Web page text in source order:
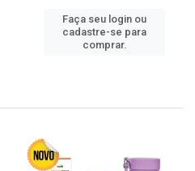
Faça seu login ou
cadastre-se para
comprar.